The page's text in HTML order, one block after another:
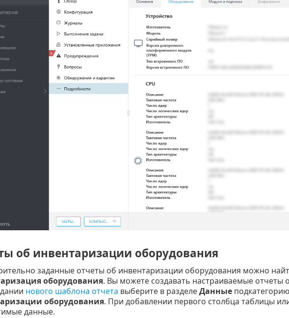
об инвентаризации оборудования
заданные отчеты об инвентаризации оборудования можно
оборудования. Вы можете создавать настраиваемые отчеты
нового шаблона отчета выберите в разделеДанные
оборудования. При добавлении первого столбца таблицы
данные.